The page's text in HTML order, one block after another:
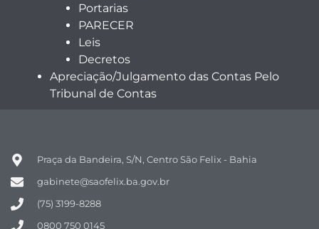
Portarias
PARECER
Leis
Decretos
Apreciação/Julgamento das Contas Pelo
Tribunal de Contas
Praça da Bandeira, S/N, Centro São Felix - Bahia
gabinete@saofelix.ba.gov.br
(75) 3199-8288
0800 750 0145